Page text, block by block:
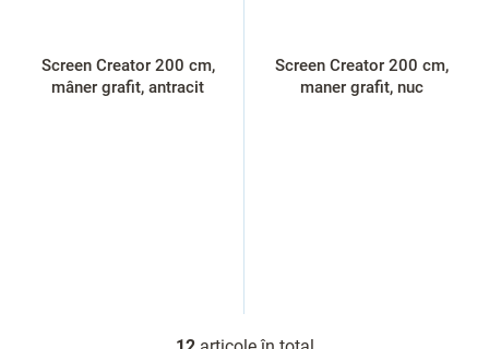
Screen Creator 200 cm,
mâner grafit, antracit
Screen Creator 200 cm,
maner grafit, nuc